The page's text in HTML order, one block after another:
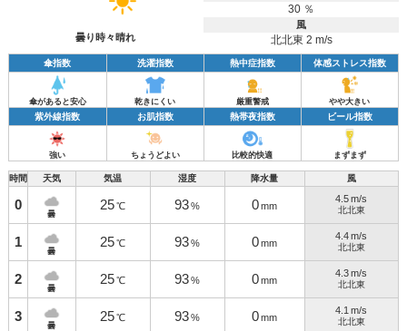
曇り時々晴れ
30 ％
風
北北東 2 m/s
傘指数 洗濯指数 熱中症指数 体感ストレス指数
傘があると安心 乾きにくい 厳重警戒 やや大きい
紫外線指数 お肌指数 熱帯夜指数 ビール指数
強い ちょうどよい 比較的快適 まずまず
時間 天気 気温 湿度 降水量 風
0
曇
25 ℃ 93 % 0 mm
4.5 m/s
北北東
1
曇
25 ℃ 93 % 0 mm
4.4 m/s
北北東
2
曇
25 ℃ 93 % 0 mm
4.3 m/s
北北東
3
曇
25 ℃ 93 % 0 mm
4.1 m/s
北北東